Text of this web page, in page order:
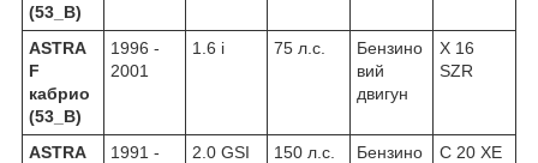
(53_B)
ASTRA
F
кабрио
(53_B)
1996 -
2001
1.6 i 75 л.с.
Бензино
вий
двигун
X 16
SZR
ASTRA
1991 -
2.0 GSI
150 л.с.
Бензино
C 20 XE